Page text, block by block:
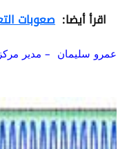
اقرأ أيضا: صعوبات
عمرو سليمان – مدير
ا
ل
ا